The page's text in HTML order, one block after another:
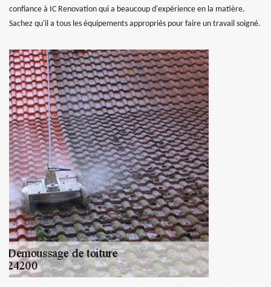
confiance à IC Renovation qui a beaucoup d'expérience en la matière.
Sachez qu'il a tous les équipements appropriés pour faire un travail soigné.